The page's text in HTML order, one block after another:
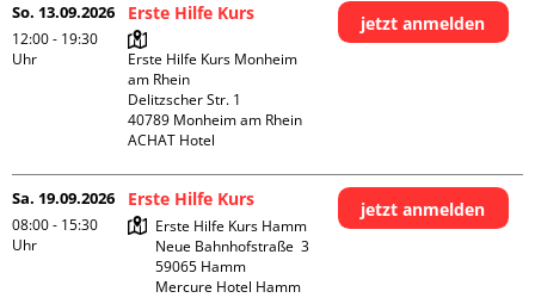
So. 13.09.2026
12:00 - 19:30
Uhr
Erste Hilfe Kurs
Erste Hilfe Kurs Monheim
am Rhein
Delitzscher Str. 1
40789 Monheim am Rhein
ACHAT Hotel
jetzt anmelden
Sa. 19.09.2026
08:00 - 15:30
Uhr
Erste Hilfe Kurs
Erste Hilfe Kurs Hamm
Neue Bahnhofstraße  3
59065 Hamm
Mercure Hotel Hamm
jetzt anmelden